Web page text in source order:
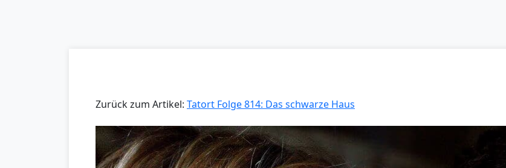
Zurück zum Artikel: Tatort Folge 814: Das schwarze Haus